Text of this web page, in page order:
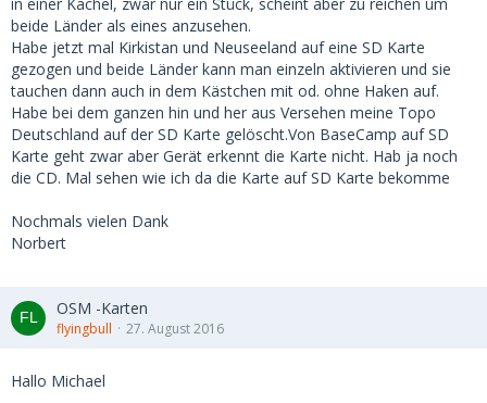
beide Länder als eines anzusehen.
Habe jetzt mal Kirkistan und Neuseeland auf eine SD Karte
gezogen und beide Länder kann man einzeln aktivieren und sie
tauchen dann auch in dem Kästchen mit od. ohne Haken auf.
Habe bei dem ganzen hin und her aus Versehen meine Topo
Deutschland auf der SD Karte gelöscht.Von BaseCamp auf SD
Karte geht zwar aber Gerät erkennt die Karte nicht. Hab ja noch
die CD. Mal sehen wie ich da die Karte auf SD Karte bekomme
Nochmals vielen Dank
Norbert
OSM -Karten
flyingbull 27. August 2016
Hallo Michael